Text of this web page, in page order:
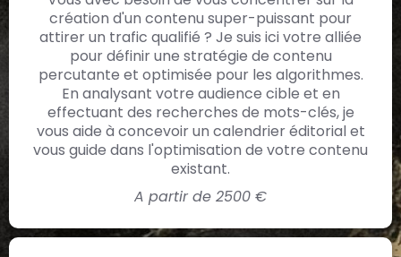
création d'un contenu super-puissant pour
attirer un trafic qualifié ? Je suis ici votre alliée
pour définir une stratégie de contenu
percutante et optimisée pour les algorithmes.
En analysant votre audience cible et en
effectuant des recherches de mots-clés, je
vous aide à concevoir un calendrier éditorial et
vous guide dans l'optimisation de votre contenu
existant.
A partir de 2500 €